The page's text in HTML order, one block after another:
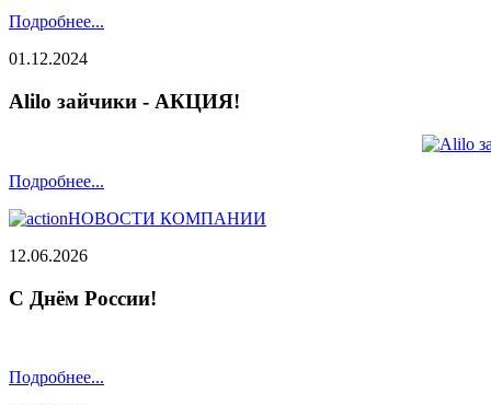
Подробнее...
01.12.2024
Alilo зайчики - АКЦИЯ!
Подробнее...
НОВОСТИ КОМПАНИИ
12.06.2026
С Днём России!
Подробнее...